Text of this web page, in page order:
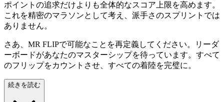
ポイントの追求だけよりも全体的なスコア上限を高めます。
これを精密のマラソンとして考え、派手さのスプリントでは
ありません。
さあ、MR FLIPで可能なことを再定義してください。リーダ
ーボードがあなたのマスターシップを待っています。すべて
のフリップをカウントさせ、すべての着陸を完璧に。
続きを読む